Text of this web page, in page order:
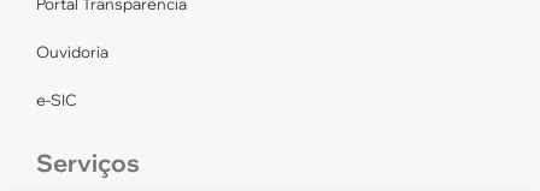
Portal Transparência
Ouvidoria
e-SIC
Serviços